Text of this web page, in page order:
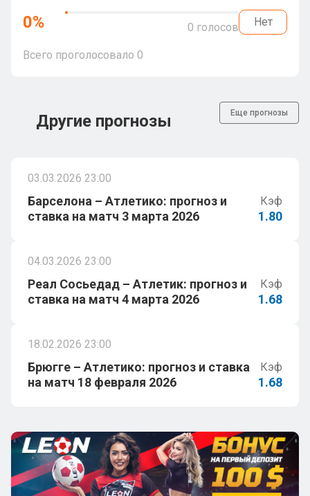
0% 0 голосов Нет
Всего проголосовало 0
Другие прогнозы Еще прогнозы
03.03.2026 23:00
Барселона – Атлетико: прогноз и
ставка на матч 3 марта 2026
Кэф
1.80
04.03.2026 23:00
Реал Сосьедад – Атлетик: прогноз и
ставка на матч 4 марта 2026
Кэф
1.68
18.02.2026 23:00
Брюгге – Атлетико: прогноз и ставка
на матч 18 февраля 2026
Кэф
1.68